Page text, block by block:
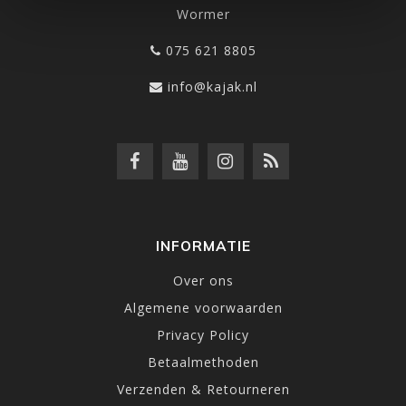
Wormer
075 621 8805
info@kajak.nl
INFORMATIE
Over ons
Algemene voorwaarden
Privacy Policy
Betaalmethoden
Verzenden & Retourneren